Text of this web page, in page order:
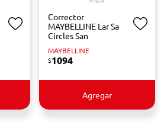
Corrector
MAYBELLINE Lar Sa
Circles San
MAYBELLINE
$1094
Agregar